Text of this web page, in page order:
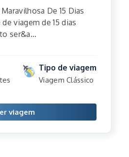
De 15 Dias
viagem de 15 dias
ser&a...
Tipo de viagem
Viagem Clássico
viagem